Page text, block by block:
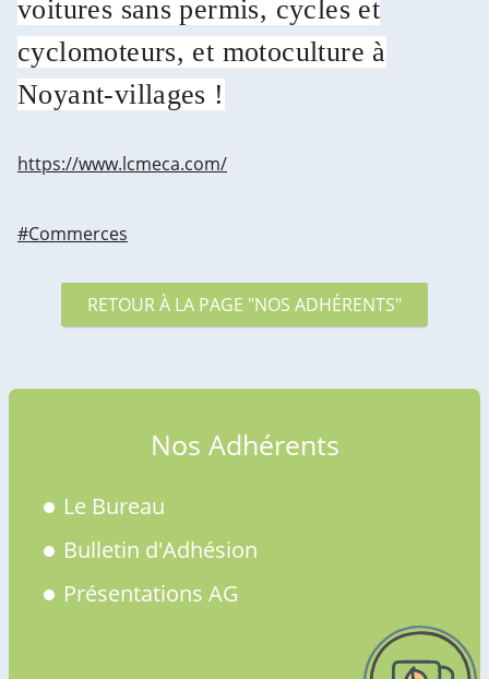
Nos Adhérents
Le Bureau
Bulletin d'Adhésion
Présentations AG
voitures sans permis, cycles et
cyclomoteurs, et motoculture à
Noyant-villages !
https://www.lcmeca.com/
#Commerces
RETOUR À LA PAGE "NOS ADHÉRENTS"